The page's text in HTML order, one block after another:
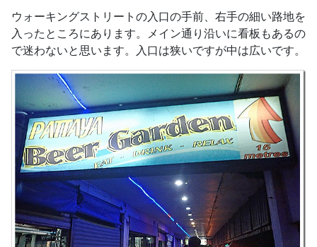
ウォーキングストリートの入口の手前、右手の細い路地を
入ったところにあります。メイン通り沿いに看板もあるの
で迷わないと思います。入口は狭いですが中は広いです。